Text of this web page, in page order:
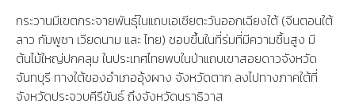
กระวานมีเขตกระจายพันธุ์ในแถบเอเชียตะวันออกเฉียงใต้ (จีนตอนใต้
ลาว กัมพูชา เวียดนาม และ ไทย) ชอบขึ้นในที่ร่มที่มีความชื้นสูง มี
ต้นไม้ใหญ่ปกคลุม ในประเทศไทยพบในป่าแถบเขาสอยดาวจังหวัด
จันทบุรี ทางใต้ของอำเภออุ้งผาง จังหวัดตาก ลงไปทางภาคใต้ที่
จังหวัดประจวบคีรีขันธ์ ถึงจังหวัดนราธิวาส